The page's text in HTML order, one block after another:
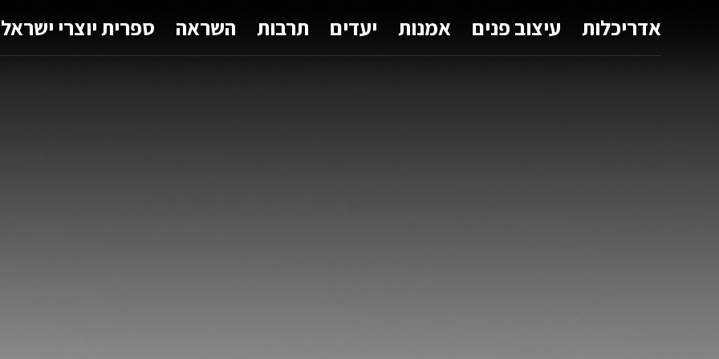
אדריכלות עיצוב פנים אמנות יעדים תרבות השראה ספרית יוצרי ישראל